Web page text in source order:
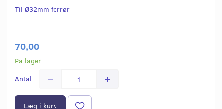
Til Ø32mm forrør
70,00
På lager
Antal
Læg i kurv